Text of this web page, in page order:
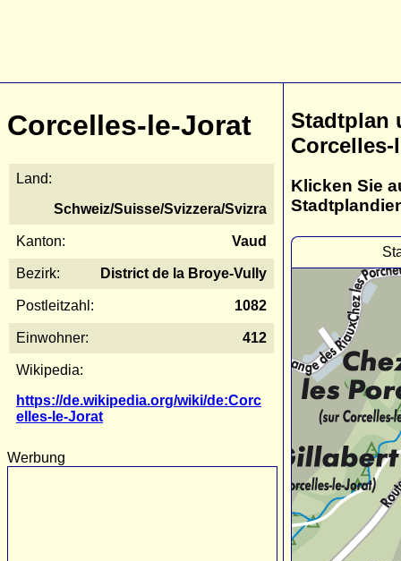
Corcelles-le-Jorat
Land:
Schweiz/Suisse/Svizzera/Svizra
Kanton: Vaud
Bezirk: District de la Broye-Vully
Postleitzahl: 1082
Einwohner: 412
Wikipedia:
https://de.wikipedia.org/wiki/de:Corc
elles-le-Jorat
Werbung
Stadtplan
Corcelles-
Klicken Sie